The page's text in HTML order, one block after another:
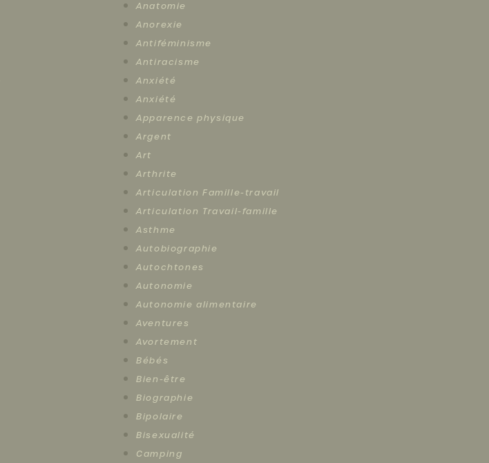
Anatomie
Anorexie
Antiféminisme
Antiracisme
Anxiété
Anxiété
Apparence physique
Argent
Art
Arthrite
Articulation Famille-travail
Articulation Travail-famille
Asthme
Autobiographie
Autochtones
Autonomie
Autonomie alimentaire
Aventures
Avortement
Bébés
Bien-être
Biographie
Bipolaire
Bisexualité
Camping